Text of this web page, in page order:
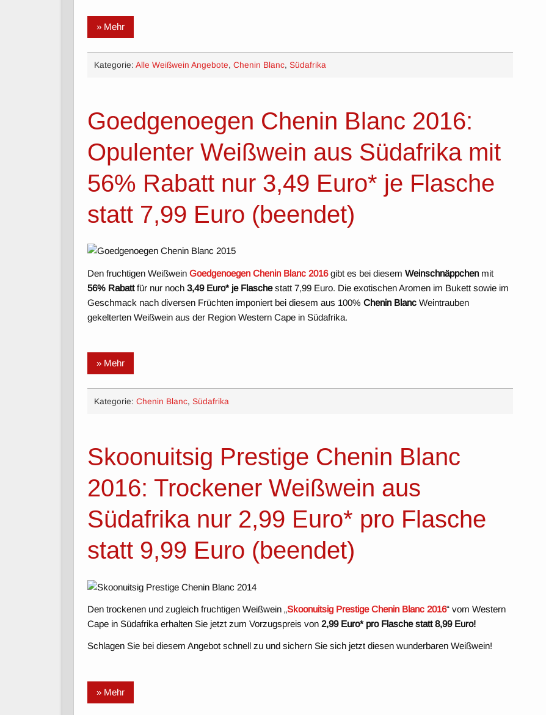
» Mehr
Kategorie: Alle Weißwein Angebote, Chenin Blanc, Südafrika
Goedgenoegen Chenin Blanc 2016:
Opulenter Weißwein aus Südafrika mit
56% Rabatt nur 3,49 Euro* je Flasche
statt 7,99 Euro (beendet)
Den fruchtigen WeißweinGoedgenoegen Chenin Blanc 2016gibt es bei diesemWeinschnäppchen mit
56% Rabattfür nur noch3,49 Euro* je Flaschestatt 7,99 Euro. Die exotischen Aromen im Bukett sowie im
Geschmack nach diversen Früchten imponiert bei diesem aus 100%Chenin Blanc Weintrauben
gekelterten Weißwein aus der Region Western Cape in Südafrika.
» Mehr
Kategorie: Chenin Blanc, Südafrika
Skoonuitsig Prestige Chenin Blanc
2016: Trockener Weißwein aus
Südafrika nur 2,99 Euro* pro Flasche
statt 9,99 Euro (beendet)
Den trockenen und zugleich fruchtigen Weißwein „Skoonuitsig Prestige Chenin Blanc 2016“ vom Western
Cape in Südafrika erhalten Sie jetzt zum Vorzugspreis von2,99 Euro* pro Flasche statt 8,99 Euro!
Schlagen Sie bei diesem Angebot schnell zu und sichern Sie sich jetzt diesen wunderbaren Weißwein!
» Mehr